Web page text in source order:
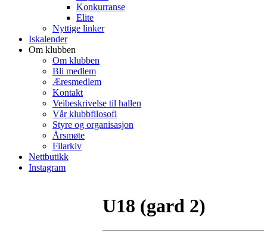
Konkurranse
Elite
Nyttige linker
Iskalender
Om klubben
Om klubben
Bli medlem
Æresmedlem
Kontakt
Veibeskrivelse til hallen
Vår klubbfilosofi
Styre og organisasjon
Årsmøte
Filarkiv
Nettbutikk
Instagram
U18 (gard 2)